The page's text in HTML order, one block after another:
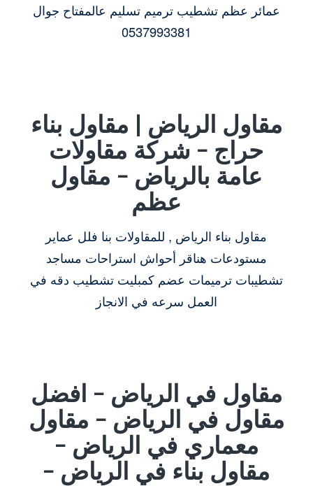
عمائر عظم تشطيب ترميم تسليم عالمفتاح جوال
0537993381
مقاول الرياض | مقاول بناء
حراج – شركة مقاولات
عامة بالرياض – مقاول
عظم
مقاول بناء الرياض , للمقاولات بنا فلل عماير
مستودعات هناقر أحواش استراحات مساجد
تشطيبات ترميمات عضم كمبليت تشطيب دقه في
العمل سرعه في الانجاز
مقاول في الرياض – افضل
مقاول في الرياض – مقاول
معماري في الرياض –
مقاول بناء في الرياض –